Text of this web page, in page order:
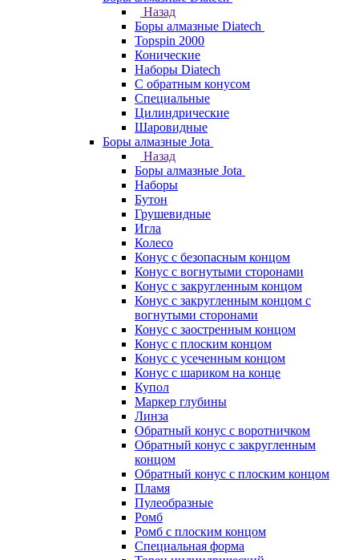
Назад
Боры алмазные Diatech
Topspin 2000
Конические
Наборы Diatech
С обратным конусом
Специальные
Цилиндрические
Шаровидные
Боры алмазные Jota
Назад
Боры алмазные Jota
Наборы
Бутон
Грушевидные
Игла
Колесо
Конус с безопасным концом
Конус с вогнутыми сторонами
Конус с закругленным концом
Конус с закругленным концом с
вогнутыми сторонами
Конус с заостренным концом
Конус с плоским концом
Конус с усеченным концом
Конус с шариком на конце
Купол
Маркер глубины
Линза
Обратный конус с воротничком
Обратный конус с закругленным
концом
Обратный конус с плоским концом
Пламя
Пулеобразные
Ромб
Ромб с плоским концом
Специальная форма